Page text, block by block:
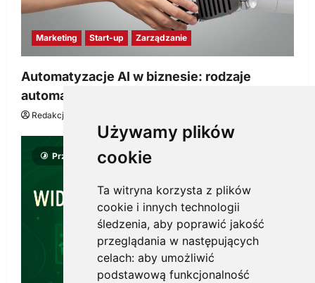
Używamy plików
cookie
Ta witryna korzysta z plików
cookie i innych technologii
śledzenia, aby poprawić jakość
przeglądania w następujących
celach: aby umożliwić
podstawową funkcjonalność
Marketing Start-up Zarządzanie
Automatyzacje AI w biznesie: rodzaje
automatyzacji i korzyści dla Twojej firmy
Redakcja KnowMore.pl
Przeczytano 8 minut